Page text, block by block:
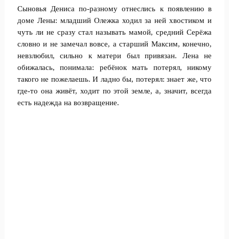
Сыновья Дениса по-разному отнеслись к появлению в
доме Лены: младший Олежка ходил за ней хвостиком и
чуть ли не сразу стал называть мамой, средний Серёжа
словно и не замечал вовсе, а старший Максим, конечно,
невзлюбил, сильно к матери был привязан. Лена не
обижалась, понимала: ребёнок мать потерял, никому
такого не пожелаешь. И ладно бы, потерял: знает же, что
где-то она живёт, ходит по этой земле, а, значит, всегда
есть надежда на возвращение.